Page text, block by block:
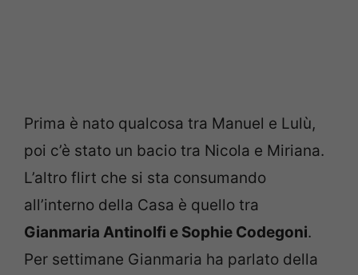
Prima è nato qualcosa tra Manuel e Lulù,
poi c’è stato un bacio tra Nicola e Miriana.
L’altro flirt che si sta consumando
all’interno della Casa è quello tra
Gianmaria Antinolfi e Sophie Codegoni.
Per settimane Gianmaria ha parlato della